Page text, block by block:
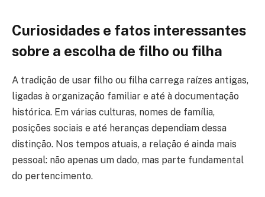
Curiosidades e fatos interessantes
sobre a escolha de filho ou filha
A tradição de usar filho ou filha carrega raízes antigas,
ligadas à organização familiar e até à documentação
histórica. Em várias culturas, nomes de família,
posições sociais e até heranças dependiam dessa
distinção. Nos tempos atuais, a relação é ainda mais
pessoal: não apenas um dado, mas parte fundamental
do pertencimento.